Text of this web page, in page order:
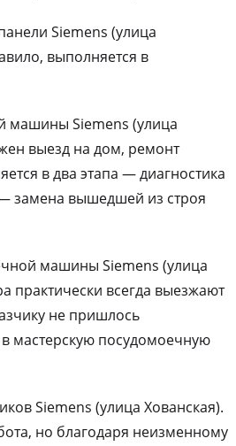
Siemens (улица
выполняется в
машины Siemens (улица
выезд на дом, ремонт
в два этапа — диагностика
замена вышедшей из строя
машины Siemens (улица
практически всегда выезжают
не пришлось
мастерскую посудомоечную
Siemens (улица Хованская).
но благодаря неизменному